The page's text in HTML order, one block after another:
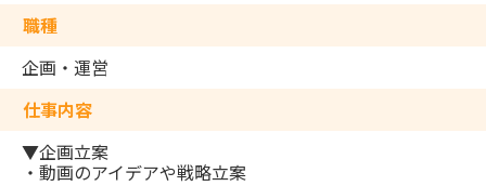
職種
企画・運営
仕事内容
▼企画立案
・動画のアイデアや戦略立案